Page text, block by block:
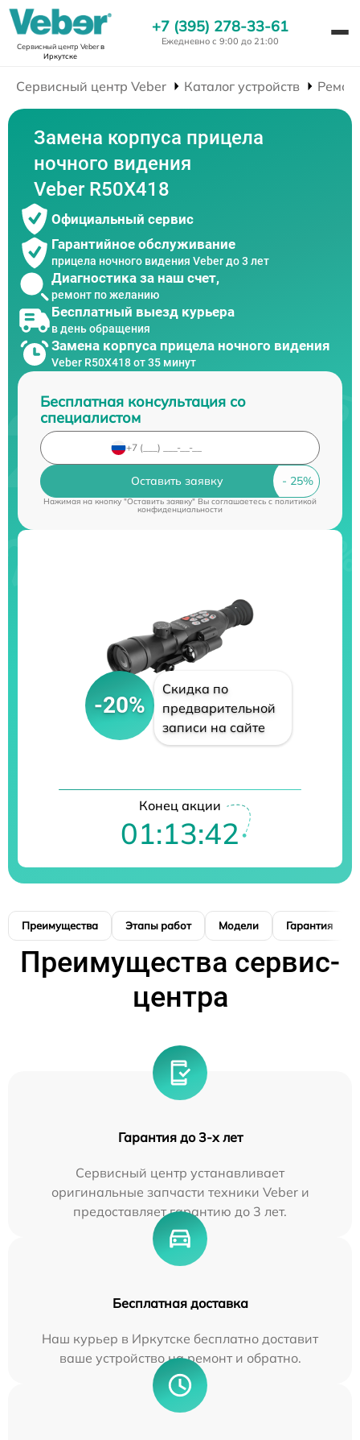
Сервисный центр Veberв
Иркутске
+7 (395) 278-33-61
Ежедневно с 9:00 до 21:00
Сервисный центр Veber Каталог устройств
Замена корпуса прицела
ночного видения
Veber R50X418
Официальный сервис
Гарантийное обслуживание
прицела ночного видения Veber до 3 лет
Диагностика за наш счет,
ремонт по желанию
Бесплатный выезд курьера
в день обращения
Замена корпуса прицела ночного видения
Veber R50X418 от 35 минут
Бесплатная консультация со
специалистом
Оставить заявку
Нажимая на кнопку "Оставить заявку" Вы соглашаетесь cполитикой
конфиденциальности
-20%
Скидка по
предварительной
записи на сайте
Конец акции
01:13:41
Преимущества Этапы работ Модели Гарантия
Преимущества сервис-
центра
Гарантия до 3-х лет
Сервисный центр устанавливает
оригинальные запчасти техники Veber и
предоставляет гарантию до 3 лет.
Бесплатная доставка
Наш курьер в Иркутске бесплатно доставит
ваше устройство на ремонт и обратно.